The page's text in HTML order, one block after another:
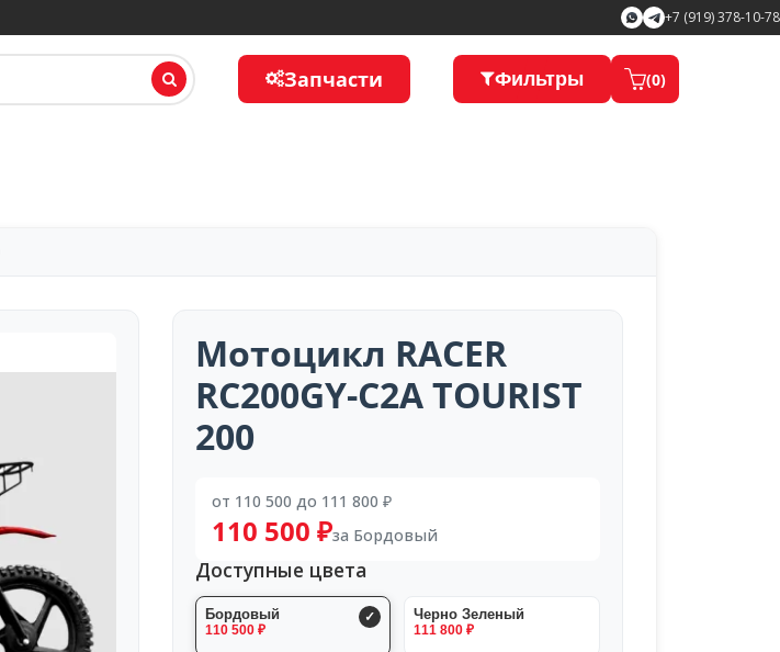
+7 (919) 378-10-78
Запчасти Фильтры (0)
Мотоцикл RACER
RC200GY-C2A TOURIST
200
от 110 500 до 111 800 ₽
110 500 ₽за Бордовый
Доступные цвета
Бордовый
110 500 ₽
Черно Зеленый
111 800 ₽